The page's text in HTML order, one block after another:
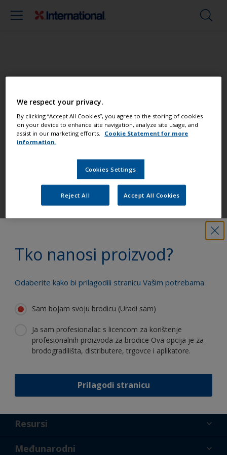
Tko nanosi proizvod?
Odaberite kako bi prilagodili stranicu Vašim potrebama
Sam bojam svoju brodicu (Uradi sam)
Ja sam profesionalac s licencom za korištenje
profesionalnih proizvoda za brodice Ova opcija je za
brodogradilišta, distributere, trgovce i aplikatore.
Prilagodi stranicu
Pronađite najbolje proizvode kako bi
Vaša brodica bila u vrhunskom stanju
Sva podrška potrebna da aplicirate
proizvode sa sigurnošću
Follow International
podrška
O nama
Resursi
Novosti
Međunarodni
We respect your privacy.
By clicking “Accept All Cookies”, you agree to the storing of cookies
on your device to enhance site navigation, analyze site usage, and
assist in our marketing efforts. Cookie Statement for more
information.
Cookies Settings
Reject All Accept All Cookies